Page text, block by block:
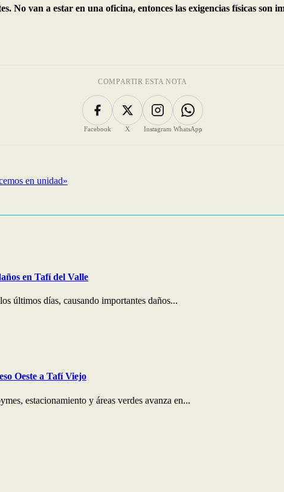
No van a estar en una oficina, entonces las exigencias físicas son
COMPARTIR ESTA NOTA
Facebook X Instagram WhatsApp
en unidad»
en Tafí del Valle
últimos días, causando importantes daños...
Oeste a Tafí Viejo
estacionamiento y áreas verdes avanza en...